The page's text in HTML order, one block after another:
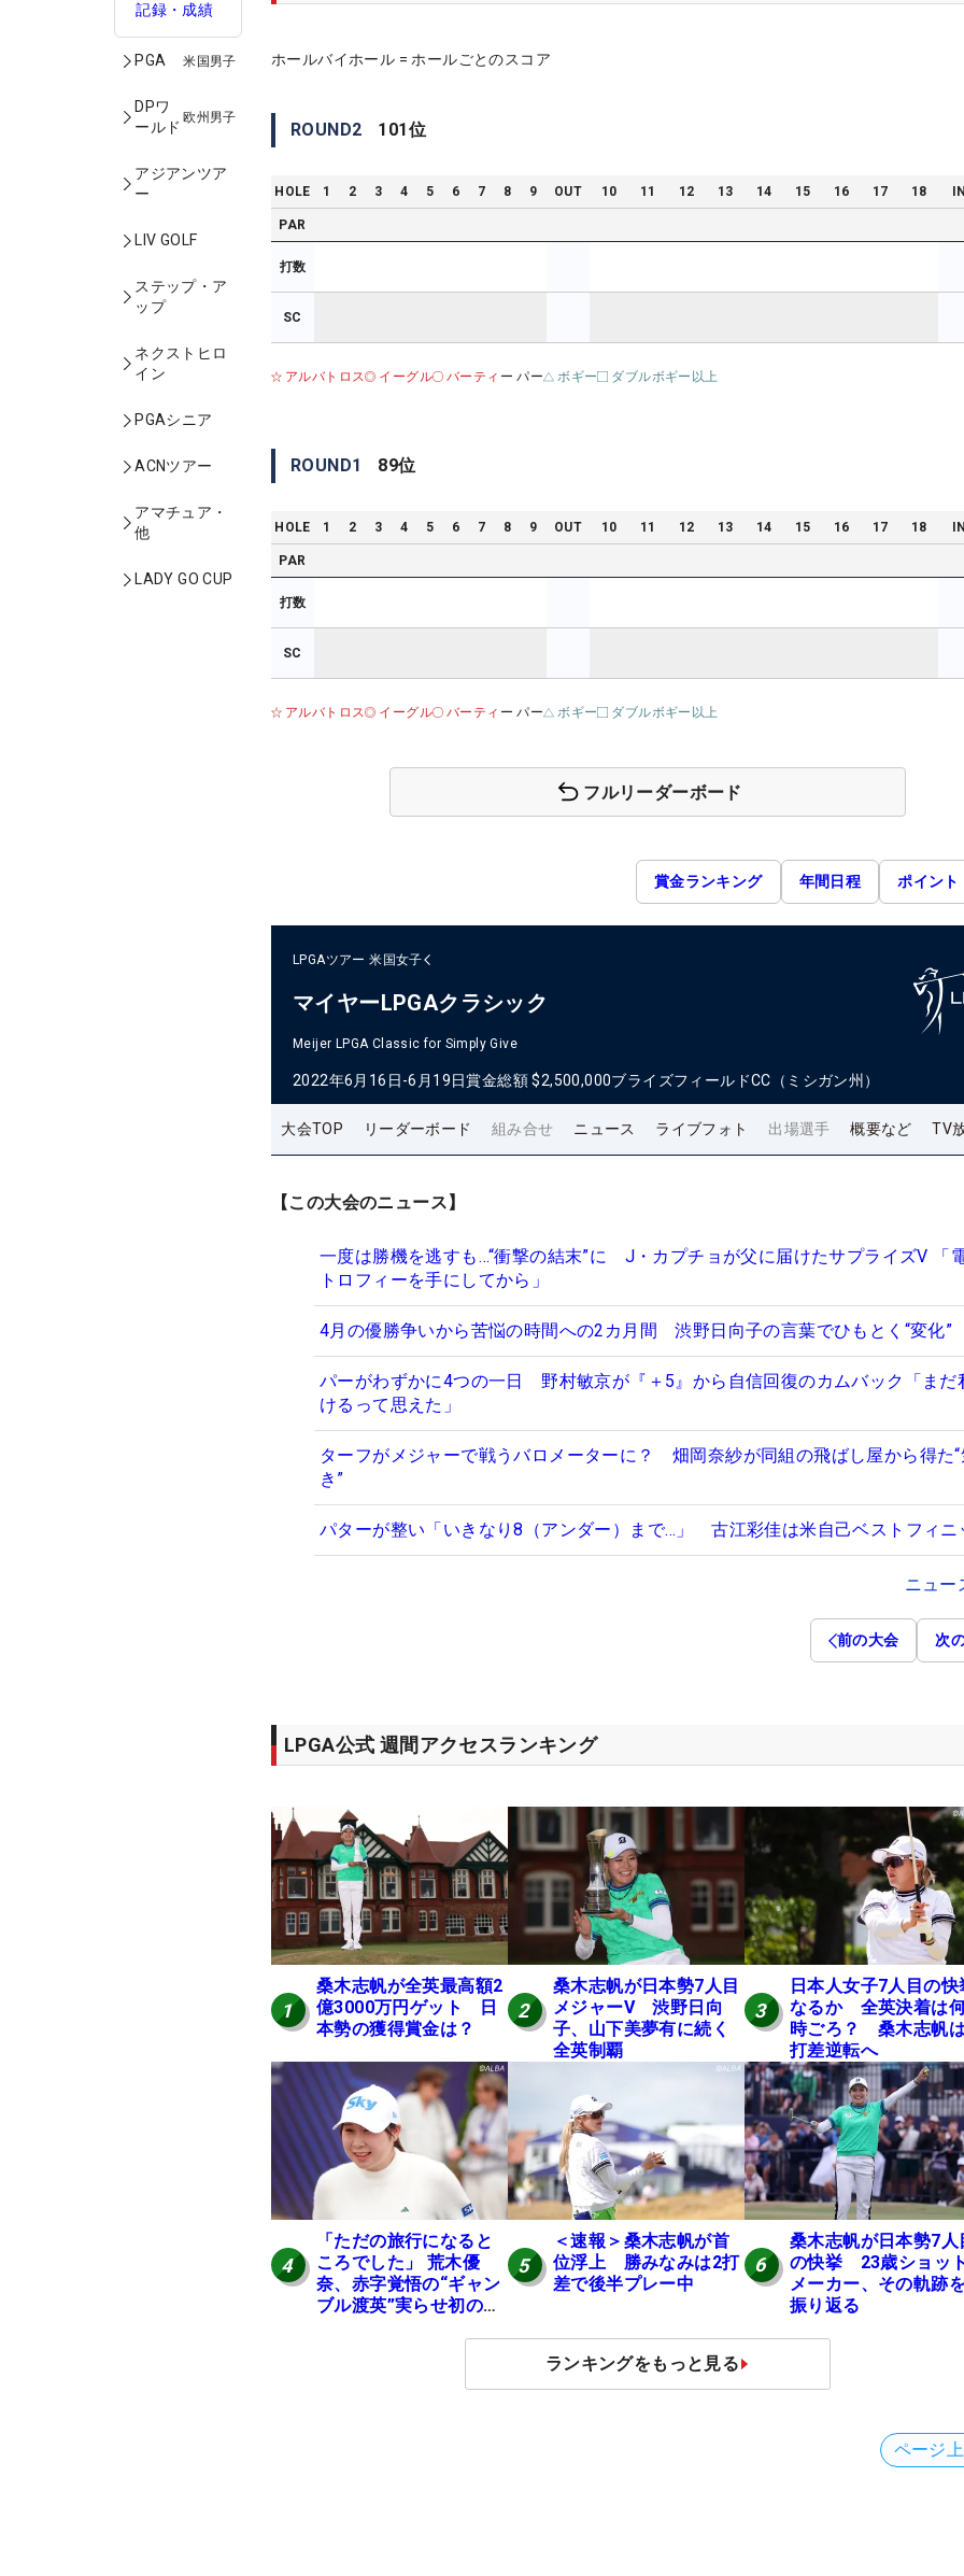
記録・成績
PGA 米国男子
DPワ
ールド
欧州男子
アジアンツア
ー
LIV GOLF
ステップ・ア
ップ
ネクストヒロ
イン
PGAシニア
ACNツアー
アマチュア・
他
LADY GO CUP
ホールバイホール = ホールごとのスコア
ROUND2 101位
HOLE 1 2 3 4 5 6 7 8 9 OUT 10 11 12 13 14 15 16 17 18
PAR
打数
SC
アルバトロス イーグル バーティ ー パー ボギー ダブルボギー以上
ROUND1 89位
HOLE 1 2 3 4 5 6 7 8 9 OUT 10 11 12 13 14 15 16 17 18
PAR
打数
SC
アルバトロス イーグル バーティ ー パー ボギー ダブルボギー以上
フルリーダーボード
賞金ランキング 年間日程 ポイント
LPGAツアー 米国女子
マイヤーLPGAクラシック
Meijer LPGA Classic for Simply Give
2022年6月16日-6月19日賞金総額 $2,500,000ブライズフィールドCC（ミシガン州）
大会TOP リーダーボード 組み合せ ニュース ライブフォト 出場選手 概要など TV
【この大会のニュース】
一度は勝機を逃すも…“衝撃の結末”に J・カプチョが父に届けたサプライズV 「
トロフィーを手にしてから」
4月の優勝争いから苦悩の時間への2カ月間 渋野日向子の言葉でひもとく“変化”
パーがわずかに4つの一日 野村敏京が『＋5』から自信回復のカムバック「まだ
けるって思えた」
ターフがメジャーで戦うバロメーターに？ 畑岡奈紗が同組の飛ばし屋から得た
き”
パターが整い「いきなり8（アンダー）まで…」 古江彩佳は米自己ベストフィニ
ニュー
前の大会 次
LPGA公式 週間アクセスランキング
1
桑木志帆が全英最高額2
億3000万円ゲット 日
本勢の獲得賞金は？
2
桑木志帆が日本勢7人目
メジャーV 渋野日向
子、山下美夢有に続く
全英制覇
3
日本人女子7人目の快
なるか 全英決着は
時ごろ？ 桑木志帆
打差逆転へ
4
「ただの旅行になると
ころでした」 荒木優
奈、赤字覚悟の“ギャン
ブル渡英”実らせ初の全
5
＜速報＞桑木志帆が首
位浮上 勝みなみは2打
差で後半プレー中
6
桑木志帆が日本勢7人
の快挙 23歳ショッ
メーカー、その軌跡
振り返る
ランキングをもっと見る
ページ